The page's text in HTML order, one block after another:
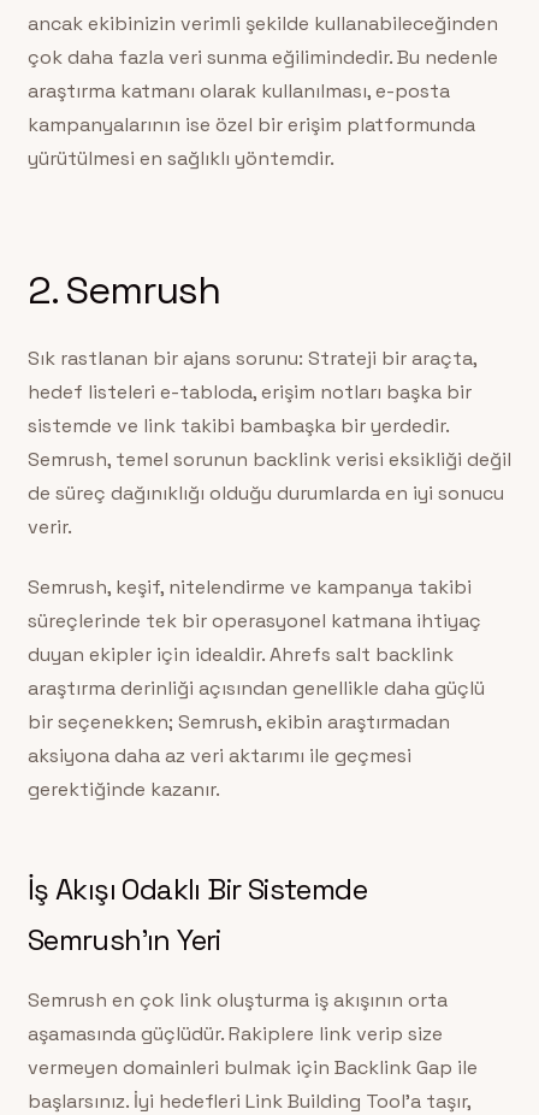
ancak ekibinizin verimli şekilde kullanabileceğinden
çok daha fazla veri sunma eğilimindedir. Bu nedenle
araştırma katmanı olarak kullanılması, e-posta
kampanyalarının ise özel bir erişim platformunda
yürütülmesi en sağlıklı yöntemdir.
2. Semrush
Sık rastlanan bir ajans sorunu: Strateji bir araçta,
hedef listeleri e-tabloda, erişim notları başka bir
sistemde ve link takibi bambaşka bir yerdedir.
Semrush, temel sorunun backlink verisi eksikliği değil
de süreç dağınıklığı olduğu durumlarda en iyi sonucu
verir.
Semrush, keşif, nitelendirme ve kampanya takibi
süreçlerinde tek bir operasyonel katmana ihtiyaç
duyan ekipler için idealdir. Ahrefs salt backlink
araştırma derinliği açısından genellikle daha güçlü
bir seçenekken; Semrush, ekibin araştırmadan
aksiyona daha az veri aktarımı ile geçmesi
gerektiğinde kazanır.
İş Akışı Odaklı Bir Sistemde
Semrush’ın Yeri
Semrush en çok link oluşturma iş akışının orta
aşamasında güçlüdür. Rakiplere link verip size
vermeyen domainleri bulmak için Backlink Gap ile
başlarsınız. İyi hedefleri Link Building Tool’a taşır,